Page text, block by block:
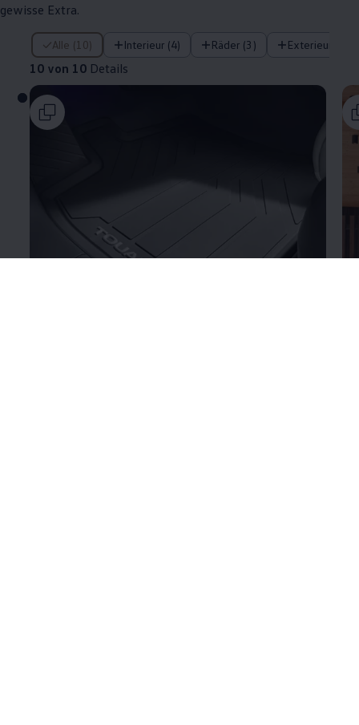
gewisse Extra.
Alle (10) Interieur (4) Räder (3) Exterieur (3)
10 von 10 Details
10 von 10 Details